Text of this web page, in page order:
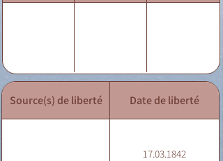
Source(s) de liberté Date de liberté
17.03.1842